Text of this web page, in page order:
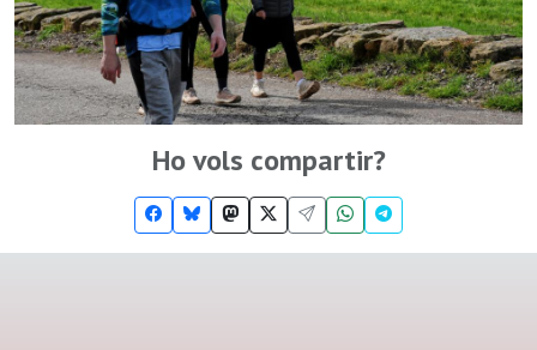
Ho vols compartir?